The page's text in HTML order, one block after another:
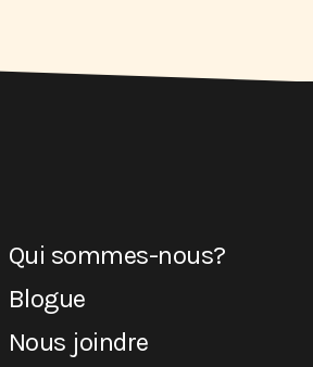
Qui sommes-nous?
Blogue
Nous joindre